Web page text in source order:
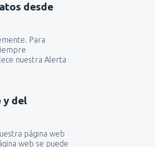
desde
Para
nuestra Alerta
y del
página web
web se puede